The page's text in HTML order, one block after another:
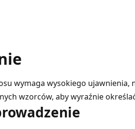
wymaga wysokiego ujawnienia,
wzorców, aby wyraźnie